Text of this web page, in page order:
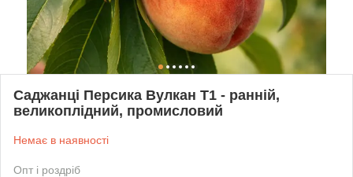
Саджанці Персика Вулкан Т1 - ранній,
великоплідний, промисловий
Немає в наявності
Опт і роздріб